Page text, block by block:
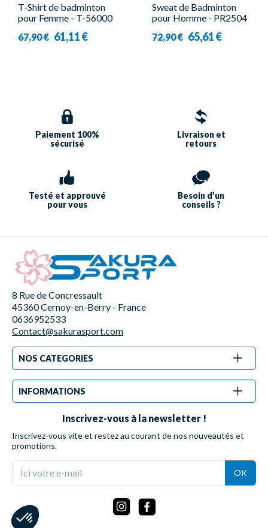
T-Shirt de badminton
pour Femme - T-56000
67,90 € 61,11 €
Sweat de Badminton
pour Homme - PR2504
72,90 € 65,61 €
Paiement 100%
sécurisé
Livraison et
retours
Testé et approuvé
pour vous
Besoin d’un
conseils ?
8 Rue de Concressault
45360 Cernoy-en-Berry - France
0636952533
Contact@sakurasport.com
NOS CATEGORIES
INFORMATIONS
Inscrivez-vous à la newsletter !
Inscrivez-vous vite et restez au courant de nos nouveautés et
promotions.